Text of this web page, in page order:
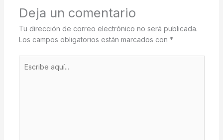
Deja un comentario
Tu dirección de correo electrónico no será publicada.
Los campos obligatorios están marcados con *
aquí...